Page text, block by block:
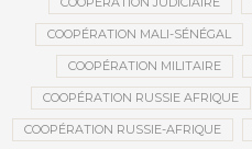
COOPÉRATION MALI-SÉNÉGAL
COOPÉRATION MILITAIRE
COOPÉRATION RUSSIE AFRIQUE
COOPÉRATION RUSSIE-AFRIQUE